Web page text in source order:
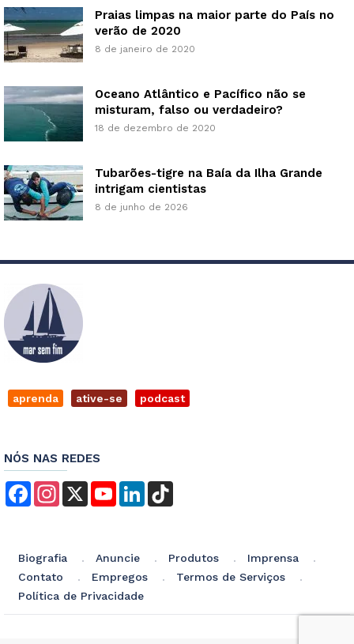
Praias limpas na maior parte do País no
verão de 2020
8 de janeiro de 2020
Oceano Atlântico e Pacífico não se
misturam, falso ou verdadeiro?
18 de dezembro de 2020
Tubarões-tigre na Baía da Ilha Grande
intrigam cientistas
8 de junho de 2026
aprenda ative-se podcast
NÓS NAS REDES
FacebookInstagram
X YouTubeLinkedIn
Biografia Anuncie Produtos
Imprensa
Contato
Empregos
Termos de Serviços
Política de Privacidade